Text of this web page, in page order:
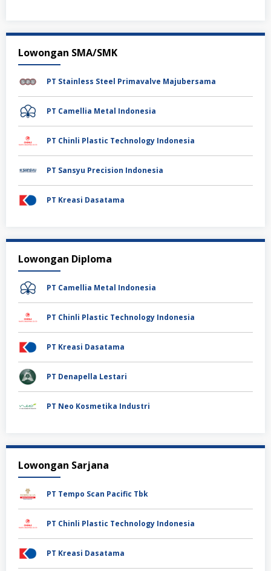
Lowongan SMA/SMK
PT Stainless Steel Primavalve Majubersama
PT Camellia Metal Indonesia
PT Chinli Plastic Technology Indonesia
PT Sansyu Precision Indonesia
PT Kreasi Dasatama
Lowongan Diploma
PT Camellia Metal Indonesia
PT Chinli Plastic Technology Indonesia
PT Kreasi Dasatama
PT Denapella Lestari
PT Neo Kosmetika Industri
Lowongan Sarjana
PT Tempo Scan Pacific Tbk
PT Chinli Plastic Technology Indonesia
PT Kreasi Dasatama